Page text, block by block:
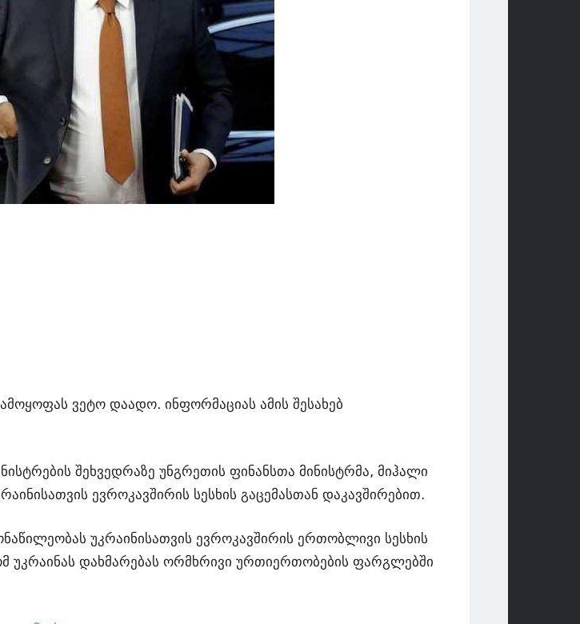
ვეტო დაადო. ინფორმაციას ამის შესახებ
შეხვედრაზე უნგრეთის ფინანსთა მინისტრმა, მიჰალი
ევროკავშირის სესხის გაცემასთან დაკავშირებით.
უკრაინისათვის ევროკავშირის ერთობლივი სესხის
უკრაინას დახმარებას ორმხრივი ურთიერთობების ფარგლებში